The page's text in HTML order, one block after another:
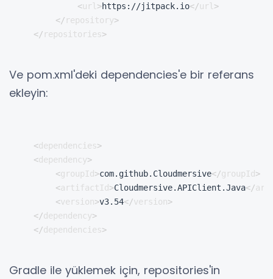
<url >https://jitpack.io</url >
</ repository>
</ repositories>
Ve pom.xml'deki dependencies'e bir referans
ekleyin:
<dependencies>
<dependency>
<groupId >com.github.Cloudmersive</groupId >
<artifactId >Cloudmersive.APIClient.Java</
<version>v3.54</version>
</dependency>
</dependencies>
Gradle ile yüklemek için, repositories'in